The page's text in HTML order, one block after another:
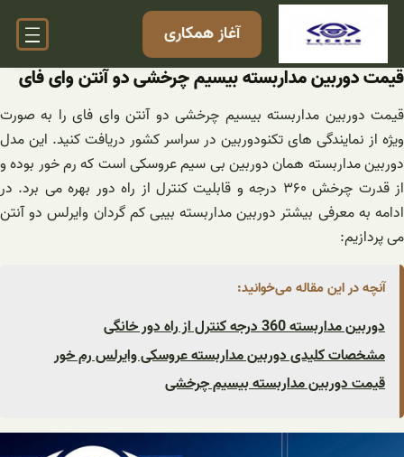
رفتن
آغاز همکاری
قیمت دوربین مداربسته بیسیم چرخشی دو آنتن وای فای
قیمت دوربین مداربسته بیسیم چرخشی دو آنتن وای فای را به صورت
ویژه از نمایندگی های تکنودوربین در سراسر کشور دریافت کنید. این مدل
دوربین مداربسته همان دوربین بی سیم عروسکی است که رم خور بوده و
از قدرت چرخش ۳۶۰ درجه و قابلیت کنترل از راه دور بهره می برد. در
ادامه به معرفی بیشتر دوربین مداربسته بیبی کم گردان وایرلس دو آنتن
می پردازیم:
آنچه در این مقاله می‌خوانید:
دوربین مداربسته 360 درجه کنترل از راه دور خانگی
مشخصات کلیدی دوربین مداربسته عروسکی وایرلس رم خور
قیمت دوربین مداربسته بیسیم چرخشی